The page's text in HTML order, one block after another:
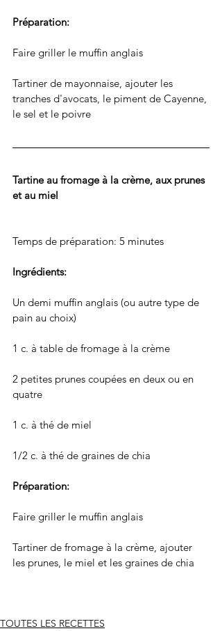
Préparation:
Faire griller le muffin anglais
Tartiner de mayonnaise, ajouter les
tranches d'avocats, le piment de Cayenne,
le sel et le poivre
Tartine au fromage à la crème, aux prunes
et au miel
Temps de préparation: 5 minutes
Ingrédients:
Un demi muffin anglais (ou autre type de
pain au choix)
1 c. à table de fromage à la crème
2 petites prunes coupées en deux ou en
quatre
1 c. à thé de miel
1/2 c. à thé de graines de chia
Préparation:
Faire griller le muffin anglais
Tartiner de fromage à la crème, ajouter
les prunes, le miel et les graines de chia
TOUTES LES RECETTES